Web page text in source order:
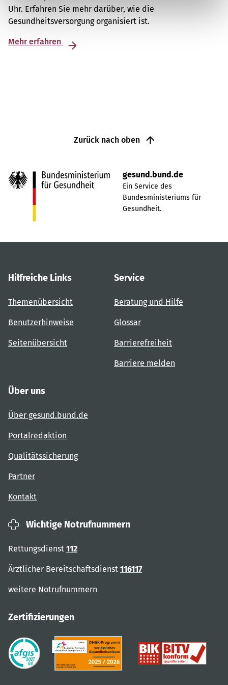
Uhr. Erfahren Sie mehr darüber, wie die
Gesundheitsversorgung organisiert ist.
Mehr erfahren
Zurück nach oben
gesund.bund.de
Ein Service des
Bundesministeriums für
Gesundheit.
Hilfreiche Links
Themenübersicht
Benutzerhinweise
Seitenübersicht
Service
Beratung und Hilfe
Glossar
Barrierefreiheit
Barriere melden
Über uns
Über gesund.bund.de
Portalredaktion
Qualitätssicherung
Partner
Kontakt
Wichtige Notrufnummern
Rettungsdienst 112
Ärztlicher Bereitschaftsdienst 116117
weitere Notrufnummern
Zertifizierungen